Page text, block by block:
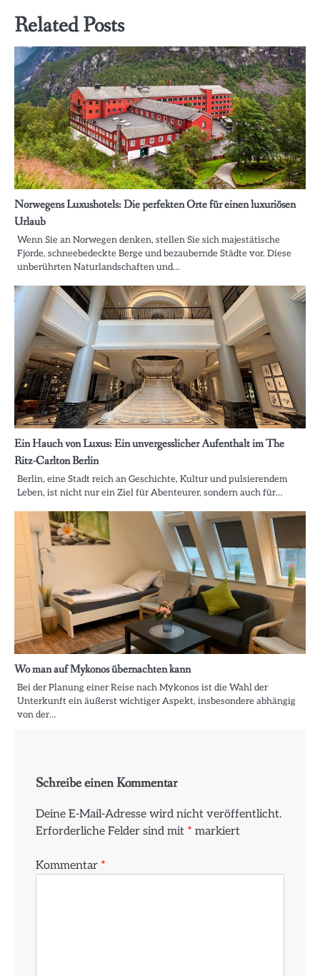
Related Posts
Norwegens Luxushotels: Die perfekten Orte für einen luxuriösen
Urlaub
Wenn Sie an Norwegen denken, stellen Sie sich majestätische
Fjorde, schneebedeckte Berge und bezaubernde Städte vor. Diese
unberührten Naturlandschaften und…
Ein Hauch von Luxus: Ein unvergesslicher Aufenthalt im The
Ritz-Carlton Berlin
Berlin, eine Stadt reich an Geschichte, Kultur und pulsierendem
Leben, ist nicht nur ein Ziel für Abenteurer, sondern auch für…
Wo man auf Mykonos übernachten kann
Bei der Planung einer Reise nach Mykonos ist die Wahl der
Unterkunft ein äußerst wichtiger Aspekt, insbesondere abhängig
von der…
Schreibe einen Kommentar
Deine E-Mail-Adresse wird nicht veröffentlicht.
Erforderliche Felder sind mit * markiert
Kommentar *